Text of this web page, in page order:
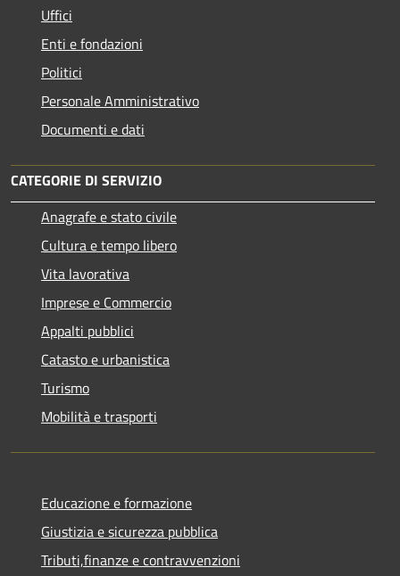
Uffici
Enti e fondazioni
Politici
Personale Amministrativo
Documenti e dati
CATEGORIE DI SERVIZIO
Anagrafe e stato civile
Cultura e tempo libero
Vita lavorativa
Imprese e Commercio
Appalti pubblici
Catasto e urbanistica
Turismo
Mobilità e trasporti
Educazione e formazione
Giustizia e sicurezza pubblica
Tributi,finanze e contravvenzioni